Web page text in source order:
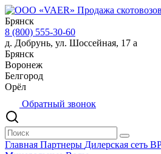
Брянск
8 (800) 555-30-60
д. Добрунь, ул. Шоссейная, 17 а
Брянск
Воронеж
Белгород
Орёл
Обратный звонок
Главная Партнеры Дилерская сеть